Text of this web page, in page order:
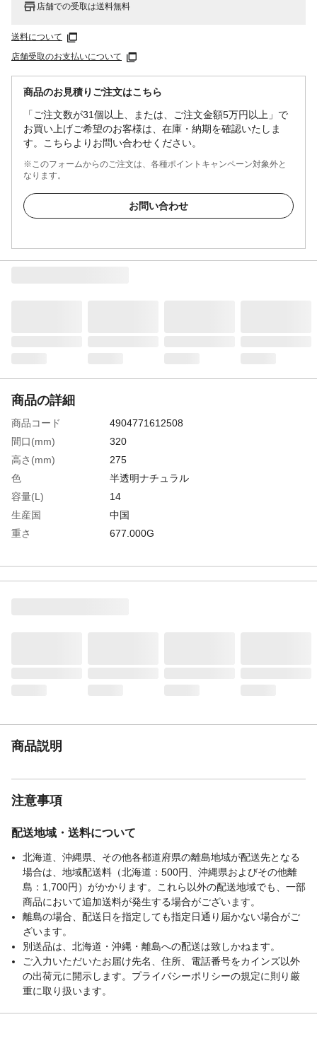
店舗での受取は送料無料
送料について
店舗受取のお支払いについて
商品のお見積りご注文はこちら
「ご注文数が31個以上、または、ご注文金額5万円以上」で
お買い上げご希望のお客様は、在庫・納期を確認いたしま
す。こちらよりお問い合わせください。
※このフォームからのご注文は、各種ポイントキャンペーン対象外と
なります。
お問い合わせ
商品の詳細
商品コード
4904771612508
間口(mm)
320
高さ(mm)
275
色
半透明ナチュラル
容量(L)
14
生産国
中国
重さ
677.000G
材質2
柄：ステンレス
商品説明
注意事項
配送地域・送料について
北海道、沖縄県、その他各都道府県の離島地域が配送先となる
場合は、地域配送料（北海道：500円、沖縄県およびその他離
島：1,700円）がかかります。これら以外の配送地域でも、一部
商品において追加送料が発生する場合がございます。
離島の場合、配送日を指定しても指定日通り届かない場合がご
ざいます。
別送品は、北海道・沖縄・離島への配送は致しかねます。
ご入力いただいたお届け先名、住所、電話番号をカインズ以外
の出荷元に開示します。プライバシーポリシーの規定に則り厳
重に取り扱います。